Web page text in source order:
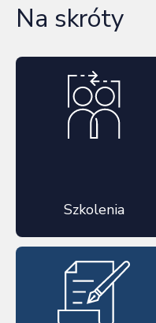
Na skróty
Szkolenia